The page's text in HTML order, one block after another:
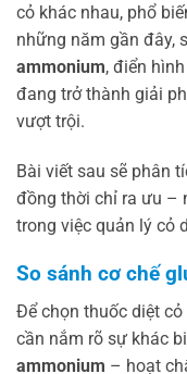
cỏ khác nhau, phổ
những năm gần đây,
ammonium, điển
đang trở thành giải
vượt trội.
Bài viết sau sẽ phân
đồng thời chỉ ra ưu –
trong việc quản lý cỏ
So sánh cơ chế
Để chọn thuốc diệt
cần nắm rõ sự khác
ammonium – hoạt